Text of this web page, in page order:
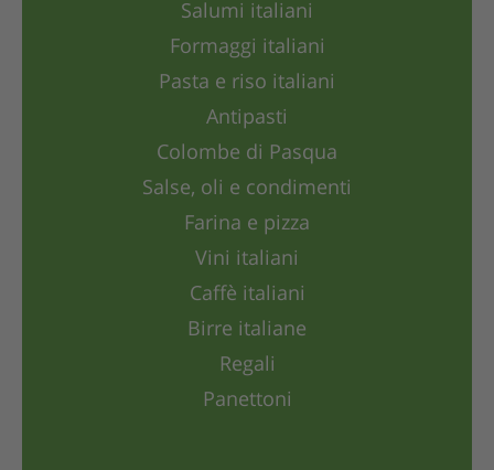
Salumi italiani
Formaggi italiani
Pasta e riso italiani
Antipasti
Colombe di Pasqua
Salse, oli e condimenti
Farina e pizza
Vini italiani
Caffè italiani
Birre italiane
Regali
Panettoni